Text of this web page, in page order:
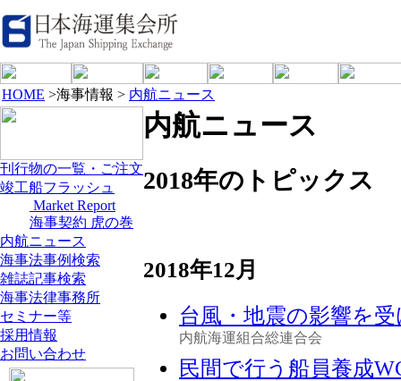
HOME >海事情報 > 内航ニュース
刊行物の一覧・ご注文
竣工船フラッシュ
Market Report
海事契約 虎の巻
内航ニュース
海事法事例検索
雑誌記事検索
海事法律事務所
セミナー等
採用情報
お問い合わせ
内航ニュース
2018年のトピックス
2018年12月
台風・地震の影響を
内航海運組合総連合会
民間で行う船員養成